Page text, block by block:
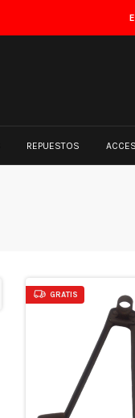
REPUESTOS
GRATIS